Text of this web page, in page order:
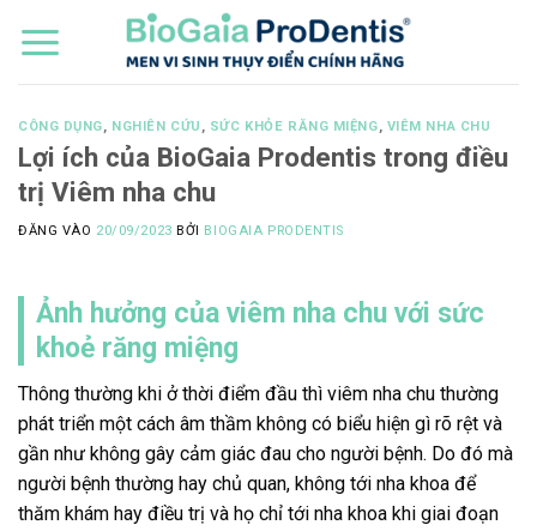
qua
CÔNG DỤNG, NGHIÊN CỨU , SỨC KHỎE RĂNG MIỆNG, VIÊM NHA CHU
Lợi ích của BioGaia Prodentis trong điều
trị Viêm nha chu
ĐĂNG VÀO 20/09/2023 BỞI BIOGAIA PRODENTIS
Ảnh hưởng của viêm nha chu với sức
khoẻ răng miệng
Thông thường khi ở thời điểm đầu thì viêm nha chu thường
phát triển một cách âm thầm không có biểu hiện gì rõ rệt và
gần như không gây cảm giác đau cho người bệnh. Do đó mà
người bệnh thường hay chủ quan, không tới nha khoa để
thăm khám hay điều trị và họ chỉ tới nha khoa khi giai đoạn